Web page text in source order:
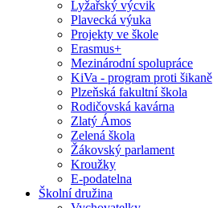
Lyžařský výcvik
Plavecká výuka
Projekty ve škole
Erasmus+
Mezinárodní spolupráce
KiVa - program proti šikaně
Plzeňská fakultní škola
Rodičovská kavárna
Zlatý Ámos
Zelená škola
Žákovský parlament
Kroužky
E-podatelna
Školní družina